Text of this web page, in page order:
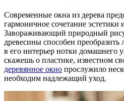
Современные окна из дерева
гармоничное сочетание
Завораживающий природный
древесины способен
в его интерьер нотки домашнего
скажешь о пластике, известном
деревянное окно прослужило
необходим надлежащий уход.